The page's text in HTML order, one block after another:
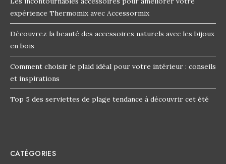
expérience Thermomix avec Accessormix
Découvrez la beauté des accessoires naturels avec les bijoux
en bois
Comment choisir le plaid idéal pour votre intérieur : conseils
et inspirations
Top 5 des serviettes de plage tendance à découvrir cet été
CATÉGORIES